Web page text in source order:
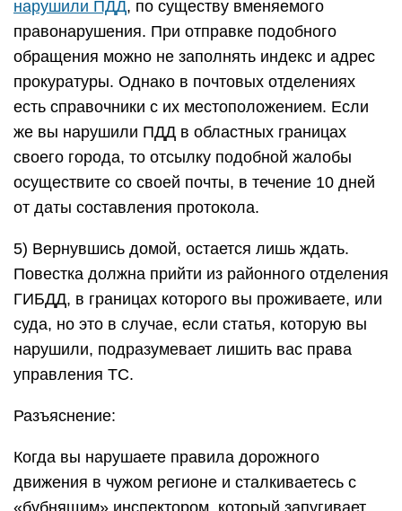
нарушили ПДД, по существу вменяемого
правонарушения. При отправке подобного
обращения можно не заполнять индекс и адрес
прокуратуры. Однако в почтовых отделениях
есть справочники с их местоположением. Если
же вы нарушили ПДД в областных границах
своего города, то отсылку подобной жалобы
осуществите со своей почты, в течение 10 дней
от даты составления протокола.
5) Вернувшись домой, остается лишь ждать.
Повестка должна прийти из районного отделения
ГИБДД, в границах которого вы проживаете, или
суда, но это в случае, если статья, которую вы
нарушили, подразумевает лишить вас права
управления ТС.
Разъяснение:
Когда вы нарушаете правила дорожного
движения в чужом регионе и сталкиваетесь с
«бубнящим» инспектором, который запугивает